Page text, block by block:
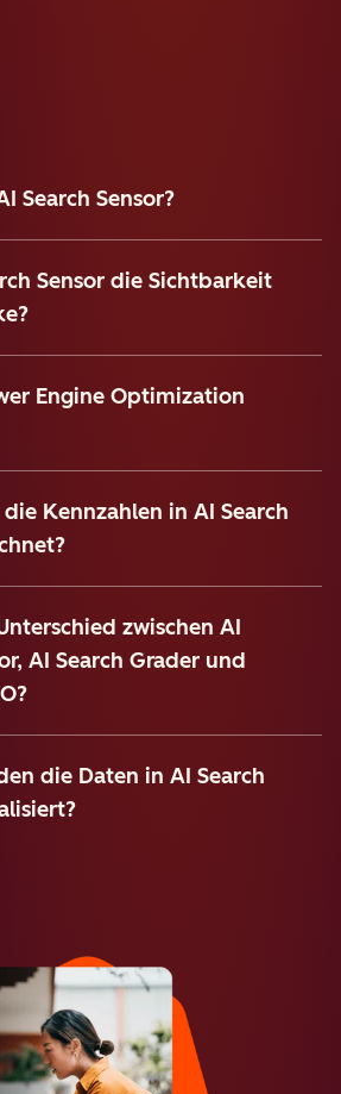
Search Sensor?
Sensor die Sichtbarkeit
Engine Optimization
Kennzahlen in AI Search
zwischen AI
AI Search Grader und
die Daten in AI Search